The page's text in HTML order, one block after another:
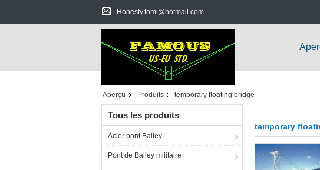
Honesty.tomi@hotmail.com
Aperçu Produits temporary floating bridge
Tous les produits
Acier pont Bailey
Pont de Bailey militaire
temporary